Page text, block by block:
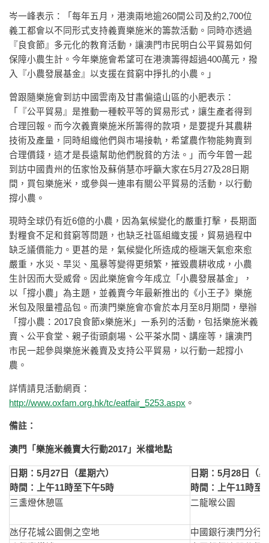
岑一峰表示：「每年五月，港澳兩地逾260間公司及約2,700位
義工都會以不同形式支持義賣樂施米的籌款活動。同時亦透過
『良食節』多元化的教育活動，讓澳門市民明白公平貿易如何
保障小農生計。今年樂施會希望可在港澳籌得超過400萬元，撥
入『小農發展基金』以支援在貧窮中掙扎的小農。」
曾跟隨樂施會到訪中國雲南及甘肅偏遠山區的小肥表示：
「『公平貿易』是推動一種較平等的貿易形式，讓生產者得到
合理回報。而今次義賣樂施米所籌得的款項，是要提升其農耕
技術及產量，同時組織他們與市場接軌，希望農作物能夠賣到
合理價錢，這才是長遠幫助他們脫貧的方法。」而今年曾一起
到訪中國貴州的伍家怡及蘇俏慧亦呼籲大家在5月27及28日期
間，買包樂施米，或參與一連串有關公平貿易的活動，以行動
撐小農。
現時全球仍有近6億的小農，因為氣候變化的嚴重打擊，長期面
對糧食不足和貧窮等問題，也缺乏社區組織支援，貿易過程中
缺乏議價能力。更甚的是，氣候變化所造成的極端天氣愈來愈
嚴重，水災、旱災、風暴等變得更頻繁，摧毀農耕收成，小農
生計因而大受威脅。因此樂施會今年成立「小農發展基金」，
以「撐小農」為主題，並義賣今年最新推出的《小王子》樂施
米包及限量禮品包。而澳門樂施會亦會於本月至8月期間，舉辦
「撐小農：2017良食節x樂施米」一系列的活動，包括樂施米義
賣、公平食堂、親子街頭劇場、公平茶水間、講座等，讓澳門
市民一起參與樂施米義賣及支持公平貿易，以行動一起撐小
農。
詳情請見活動網頁：
http://www.oxfam.org.hk/tc/eatfair_5253.aspx 。
備註：
澳門「樂施米義賣大行動2017 」米檔地點
日期： 5月 27 日（星期六）
時間：上午11時至下午5時
日期： 5月 28 日（
時間：上午11時至
三盞燈休憩區
二龍喉公園
氹仔花城公園側之空地
中國銀行澳門分行